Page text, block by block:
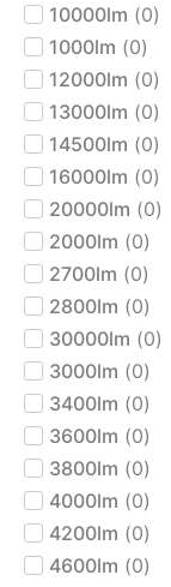
10000lm (0)
1000lm (0)
12000lm (0)
13000lm (0)
14500lm (0)
16000lm (0)
20000lm (0)
2000lm (0)
2700lm (0)
2800lm (0)
30000lm (0)
3000lm (0)
3400lm (0)
3600lm (0)
3800lm (0)
4000lm (0)
4200lm (0)
4600lm (0)